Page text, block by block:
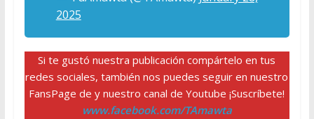
2025
Si te gustó nuestra publicación compártelo en tus
redes sociales, también nos puedes seguir en nuestro
FansPage de y nuestro canal de Youtube ¡Suscríbete!
www.facebook.com/TAmawta